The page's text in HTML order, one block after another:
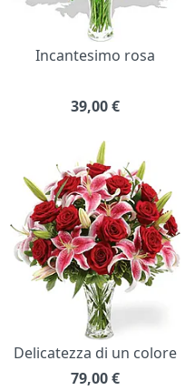
Incantesimo rosa
39,00€
Delicatezza di un colore
79,00€